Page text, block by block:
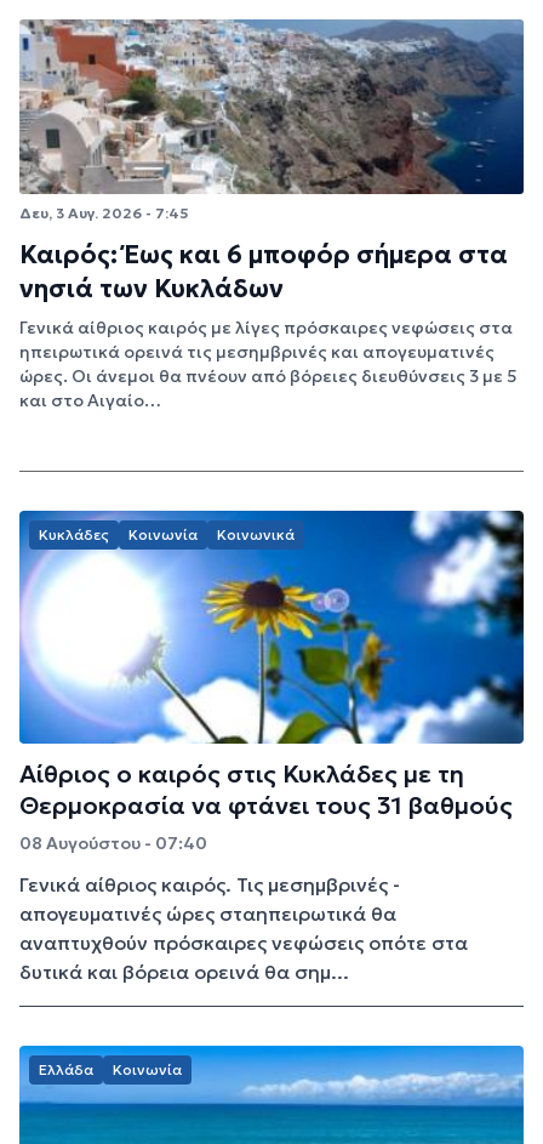
Δευ, 3 Αυγ. 2026 - 7:45
Καιρός: Έως και 6 μποφόρ σήμερα στα
νησιά των Κυκλάδων
Γενικά αίθριος καιρός με λίγες πρόσκαιρες νεφώσεις στα
ηπειρωτικά ορεινά τις μεσημβρινές και απογευματινές
ώρες. Οι άνεμοι θα πνέουν από βόρειες διευθύνσεις 3 με 5
και στο Αιγαίο…
Κυκλάδες Κοινωνία Κοινωνικά
Αίθριος ο καιρός στις Κυκλάδες με τη
Θερμοκρασία να φτάνει τους 31 βαθμούς
08 Αυγούστου - 07:40
Γενικά αίθριος καιρός. Τις μεσημβρινές -
απογευματινές ώρες σταηπειρωτικά θα
αναπτυχθούν πρόσκαιρες νεφώσεις οπότε στα
δυτικά και βόρεια ορεινά θα σημ...
Ελλάδα Κοινωνία